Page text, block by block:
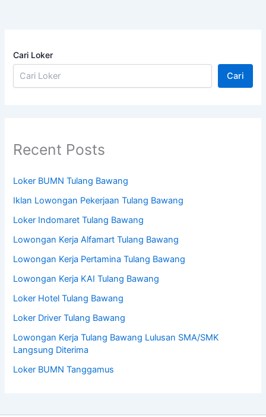
Cari Loker
Cari
Recent Posts
Loker BUMN Tulang Bawang
Iklan Lowongan Pekerjaan Tulang Bawang
Loker Indomaret Tulang Bawang
Lowongan Kerja Alfamart Tulang Bawang
Lowongan Kerja Pertamina Tulang Bawang
Lowongan Kerja KAI Tulang Bawang
Loker Hotel Tulang Bawang
Loker Driver Tulang Bawang
Lowongan Kerja Tulang Bawang Lulusan SMA/SMK
Langsung Diterima
Loker BUMN Tanggamus